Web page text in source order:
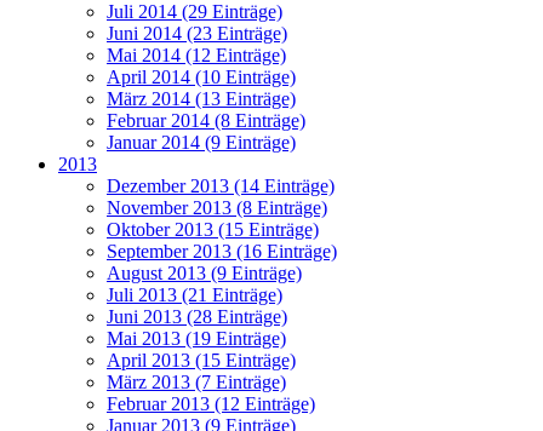
Juli 2014 (29 Einträge)
Juni 2014 (23 Einträge)
Mai 2014 (12 Einträge)
April 2014 (10 Einträge)
März 2014 (13 Einträge)
Februar 2014 (8 Einträge)
Januar 2014 (9 Einträge)
2013
Dezember 2013 (14 Einträge)
November 2013 (8 Einträge)
Oktober 2013 (15 Einträge)
September 2013 (16 Einträge)
August 2013 (9 Einträge)
Juli 2013 (21 Einträge)
Juni 2013 (28 Einträge)
Mai 2013 (19 Einträge)
April 2013 (15 Einträge)
März 2013 (7 Einträge)
Februar 2013 (12 Einträge)
Januar 2013 (9 Einträge)